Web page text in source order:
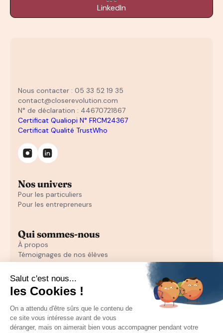
LinkedIn
Nous contacter : 05 33 52 19 35
contact@closerevolution.com
N° de déclaration : 44670721867
Certificat Qualiopi N° FRCM24367
Certificat Qualité TrustWho
Nos univers
Pour les particuliers
Pour les entrepreneurs
Qui sommes-nous
À propos
Témoignages de nos élèves
Témoignages d'entrepreneurs
Découvrir
Notre initiation au closing offerte
Notre formation en closing
Toutes nos ressources pour les particuliers